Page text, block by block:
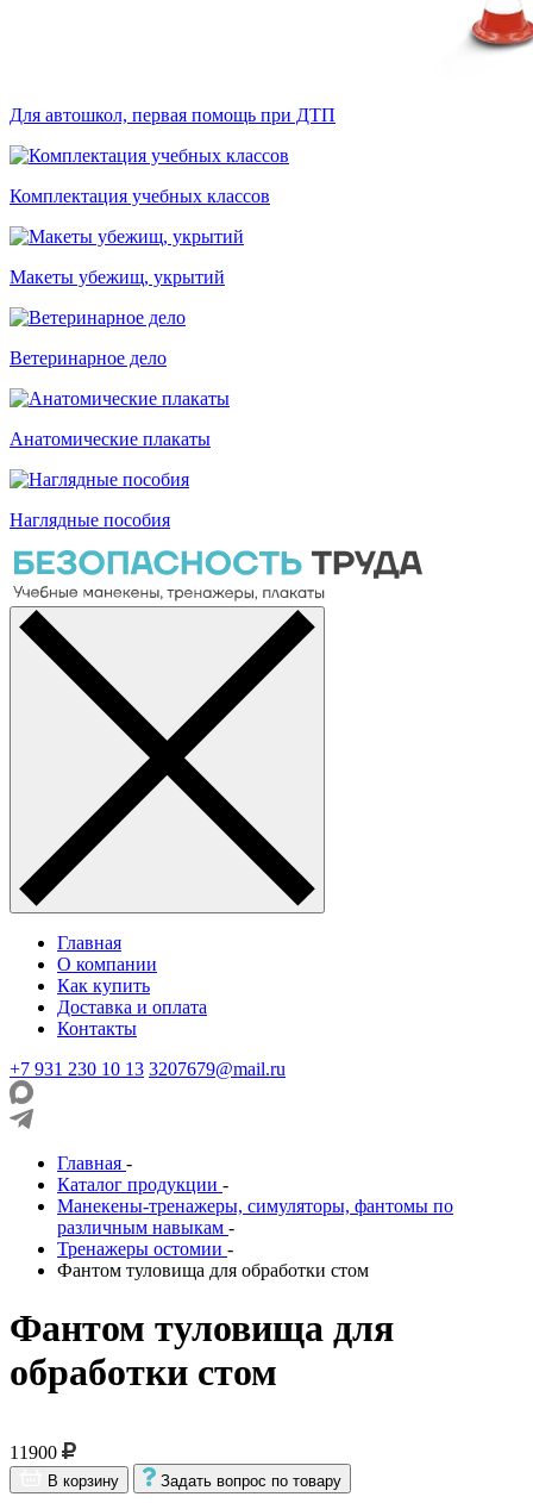
Для автошкол, первая помощь при ДТП
Комплектация учебных классов
Макеты убежищ, укрытий
Ветеринарное дело
Анатомические плакаты
Наглядные пособия
Главная
О компании
Как купить
Доставка и оплата
Контакты
+7 931 230 10 13 3207679@mail.ru
Главная -
Каталог продукции -
Манекены-тренажеры, симуляторы, фантомы по
различным навыкам -
Тренажеры остомии -
Фантом туловища для обработки стом
Фантом туловища для
обработки стом
11900
В корзину Задать вопрос по товару